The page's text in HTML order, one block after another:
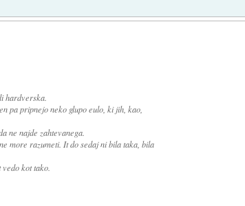
hardverska.
pa pripnejo neko glupo eulo, ki jih, kao,
ne najde zahtevanega.
more razumeti. It do sedaj ni bila taka, bila
kot tako.